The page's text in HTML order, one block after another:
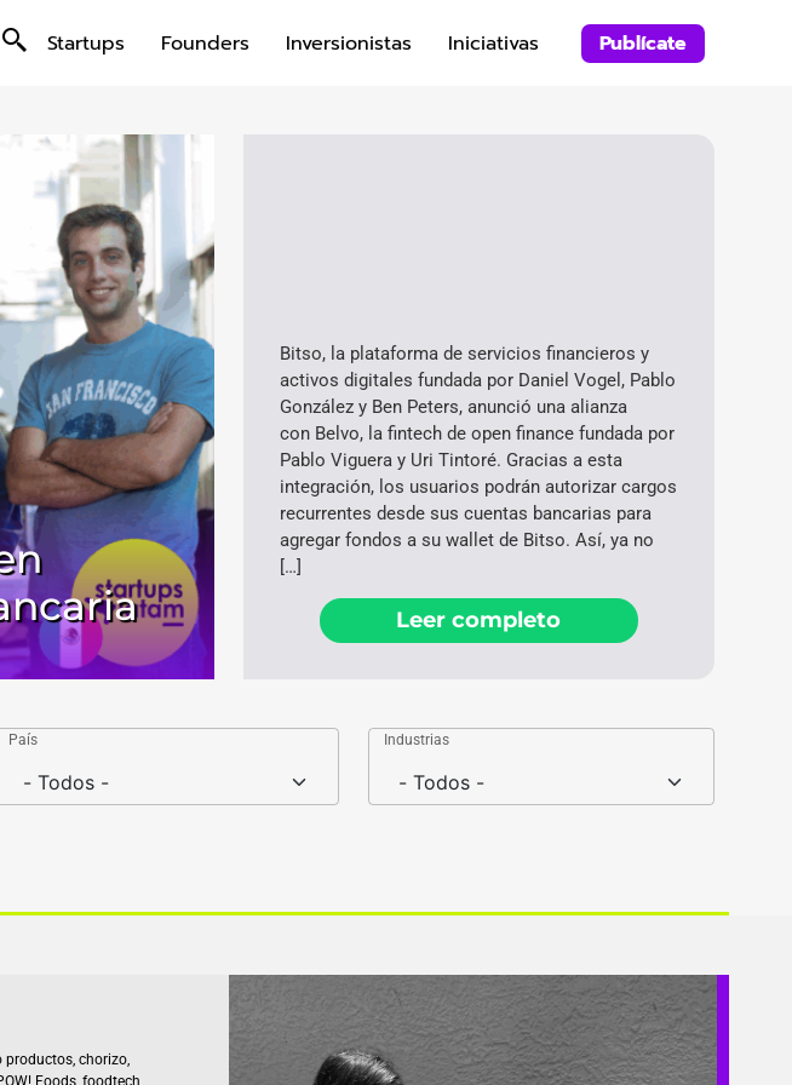
Startups Founders Inversionistas Iniciativas Publícate
Bitso, la plataforma de servicios financieros y
activos digitales fundada por Daniel Vogel, Pablo
González y Ben Peters, anunció una alianza
con Belvo, la fintech de open finance fundada por
Pablo Viguera y Uri Tintoré. Gracias a esta
integración, los usuarios podrán autorizar cargos
recurrentes desde sus cuentas bancarias para
agregar fondos a su wallet de Bitso. Así, ya no
[…]
Leer completo
País Industrias
productos, chorizo,
Foods, foodtech